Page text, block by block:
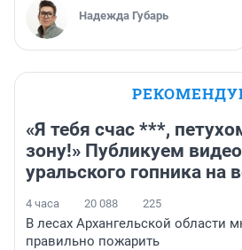
Надежда Губарь
«Я тебя счас ***,
зону!» Публикуем
уральского гопника на
4 часа 20 088 225
В лесах Архангельской области
правильно пожарить